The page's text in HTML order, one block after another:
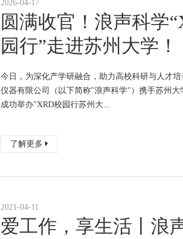
2026-04-17
圆满收官！浪声科学
园行”走进苏州大学！
今日，为深化产学研融合，助力高校科研与人才
仪器有限公司（以下简称"浪声科学"）携手苏州大
成功举办"XRD校园行苏州大...
了解更多
2021-04-11
爱工作，享生活丨浪